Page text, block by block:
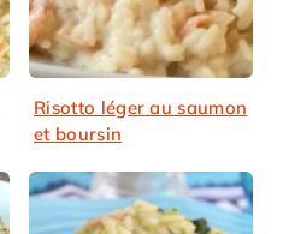
Risotto léger au saumon
et boursin